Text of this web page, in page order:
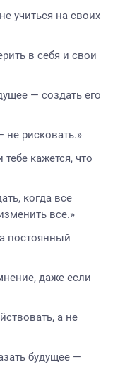
учиться на своих
в себя и свои
— создать его
рисковать.»
кажется, что
когда все
все.»
постоянный
даже если
а не
будущее —